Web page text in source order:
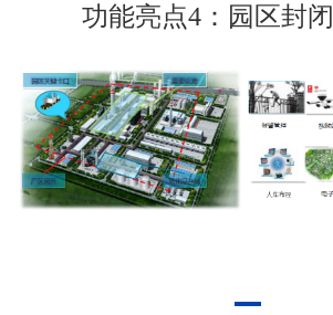
功能亮点4：园区封